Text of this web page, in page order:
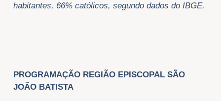
habitantes, 66% católicos, segundo dados do IBGE.
PROGRAMAÇÃO REGIÃO EPISCOPAL SÃO
JOÃO BATISTA